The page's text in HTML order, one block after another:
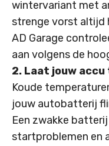
wintervariant met
strenge vorst altijd
AD Garage
aan volgens de
2. Laat jouw
Koude
jouw autobatterij
Een zwakke
startproblemen en